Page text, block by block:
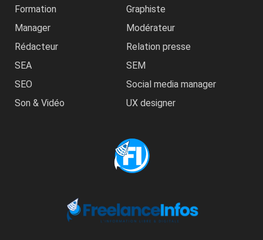
Formation
Graphiste
Manager
Modérateur
Rédacteur
Relation presse
SEA
SEM
SEO
Social media manager
Son & Vidéo
UX designer